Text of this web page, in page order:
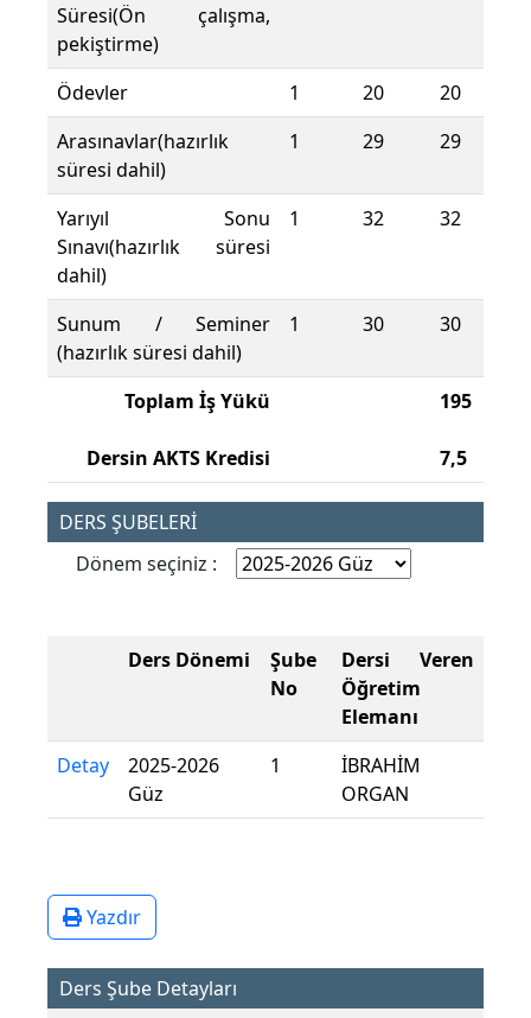
Süresi(Ön çalışma,
pekiştirme)
Ödevler 1 20
20
Arasınavlar(hazırlık
süresi dahil)
1 29 29
Yarıyıl Sonu
Sınavı(hazırlık süresi
dahil)
1 32 32
Sunum / Seminer
(hazırlık süresi dahil)
1 30 30
Toplam İş Yükü
Dersin AKTS Kredisi
195
7,5
DERS ŞUBELERİ
Dönem seçiniz :
Ders Dönemi
Şube
No
Dersi Veren
Öğretim
Elemanı
Detay
2025-2026
Güz
1
İBRAHİM
ORGAN
Yazdır
Ders Şube Detayları